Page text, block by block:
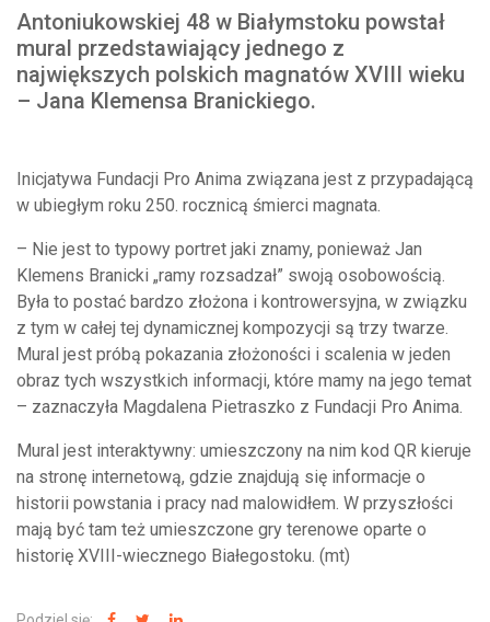
Antoniukowskiej 48 w Białymstoku powstał
mural przedstawiający jednego z
największych polskich magnatów XVIII wieku
– Jana Klemensa Branickiego.
Inicjatywa Fundacji Pro Anima związana jest z przypadającą
w ubiegłym roku 250. rocznicą śmierci magnata.
– Nie jest to typowy portret jaki znamy, ponieważ Jan
Klemens Branicki „ramy rozsadzał” swoją osobowością.
Była to postać bardzo złożona i kontrowersyjna, w związku
z tym w całej tej dynamicznej kompozycji są trzy twarze.
Mural jest próbą pokazania złożoności i scalenia w jeden
obraz tych wszystkich informacji, które mamy na jego temat
– zaznaczyła Magdalena Pietraszko z Fundacji Pro Anima.
Mural jest interaktywny: umieszczony na nim kod QR kieruje
na stronę internetową, gdzie znajdują się informacje o
historii powstania i pracy nad malowidłem. W przyszłości
mają być tam też umieszczone gry terenowe oparte o
historię XVIII-wiecznego Białegostoku. (mt)